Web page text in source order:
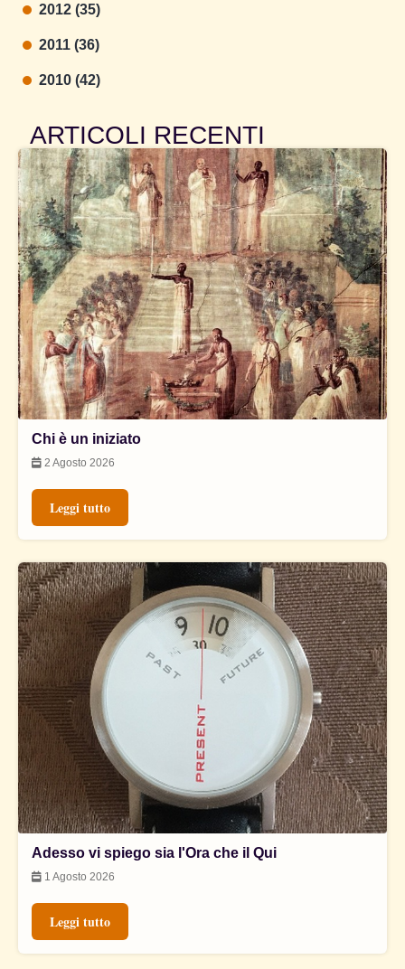
2012 (35)
2011 (36)
2010 (42)
ARTICOLI RECENTI
Chi è un iniziato
2 Agosto 2026
Leggi tutto
Adesso vi spiego sia l'Ora che il Qui
1 Agosto 2026
Leggi tutto